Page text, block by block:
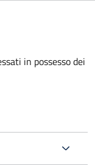
in possesso dei